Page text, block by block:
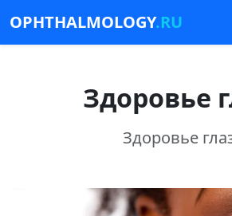
OPHTHALMOLOGY.RU
Здоровье
Здоровье